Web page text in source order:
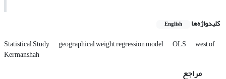
کلیدواژه‌ها English
Statistical Study geographical weight regression model OLS west of
Kermanshah
مراجع